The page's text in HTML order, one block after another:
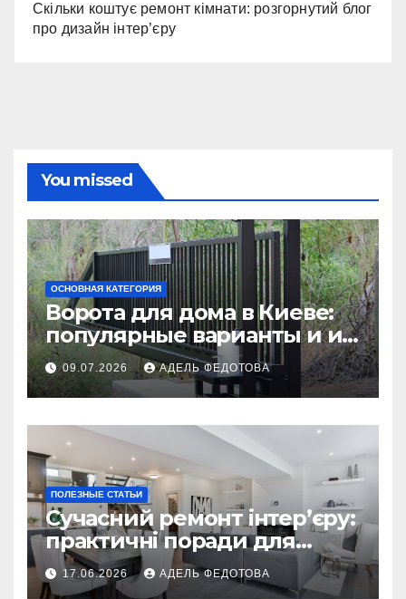
Скільки коштує ремонт кімнати: розгорнутий блог
про дизайн інтер’єру
You missed
ОСНОВНАЯ КАТЕГОРИЯ
Ворота для дома в Киеве:
популярные варианты и их
особенности
09.07.2026 АДЕЛЬ ФЕДОТОВА
ПОЛЕЗНЫЕ СТАТЬИ
Сучасний ремонт інтер’єру:
практичні поради для
українських власників
17.06.2026 АДЕЛЬ ФЕДОТОВА